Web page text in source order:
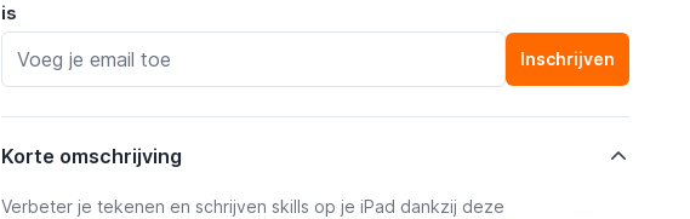
is
Inschrijven
Korte omschrijving
Verbeter je tekenen en schrijven skills op je iPad dankzij deze